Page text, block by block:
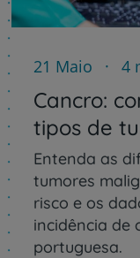
21 Maio 4
Cancro:
tipos de
Entenda as
tumores
risco e os
incidência de
portuguesa.